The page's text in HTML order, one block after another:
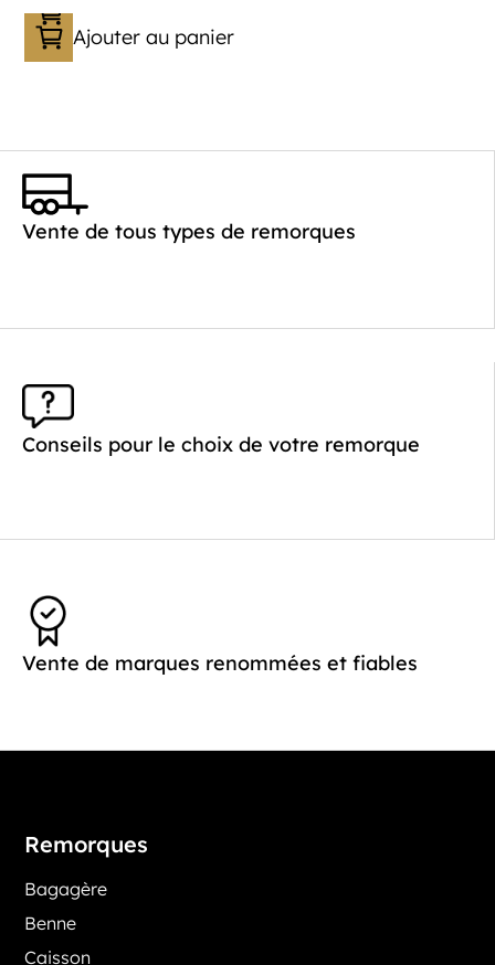
Ajouter au panier
Vente de tous types de remorques
Conseils pour le choix de votre remorque
Vente de marques renommées et fiables
Remorques
Bagagère
Benne
Caisson